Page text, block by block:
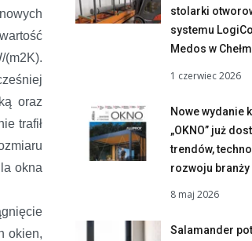
(m2K).
oraz
trafił
okna
okien,
stolarki
systemu
Medos w
1 czerwiec 2026
Nowe wydanie
„OKNO” już
trendów,
rozwoju branży
8 maj 2026
Salamander